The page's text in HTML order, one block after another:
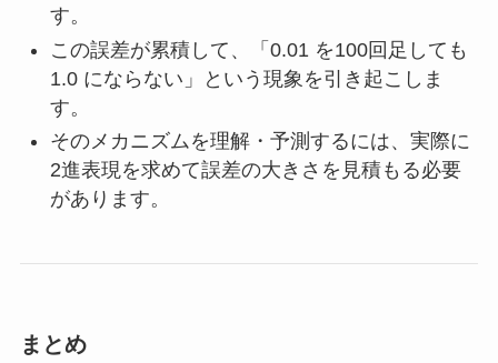
す。
この誤差が累積して、「0.01 を100回足しても
1.0 にならない」という現象を引き起こしま
す。
そのメカニズムを理解・予測するには、実際に
2進表現を求めて誤差の大きさを見積もる必要
があります。
まとめ